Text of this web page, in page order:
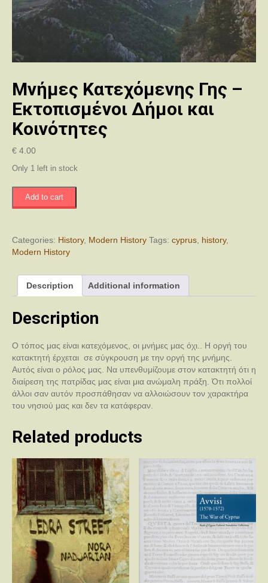
Μνήμες Κατεχόμενης Γης –
Εκτοπισμένοι Δήμοι και
Κοινότητες
€ 4.00
Only 1 left in stock
Μνήμες
Εκτοπισμένοι
Δήμοι
Κοινότητες
quantity
Add to cart
Categories: History, Modern History Tags: cyprus history,
Modern History
Description Additional information
Description
Ο τόπος μας είναι κατεχόμενος, οι μνήμες μας όχι.. Η οργή του
κατακτητή έρχεται σε σύγκρουση με την οργή της μνήμης.
Αυτός είναι ο ρόλος μας. Να υπενθυμίζουμε στον κατακτητή ότι η
διαίρεση της πατρίδας μας είναι μια ανώμαλη πράξη. Ότι πολλοί
άλλοι σαν αυτόν προσπάθησαν να αλλοιώσουν τον χαρακτήρα
του νησιού μας και δεν τα κατάφεραν.
Related products